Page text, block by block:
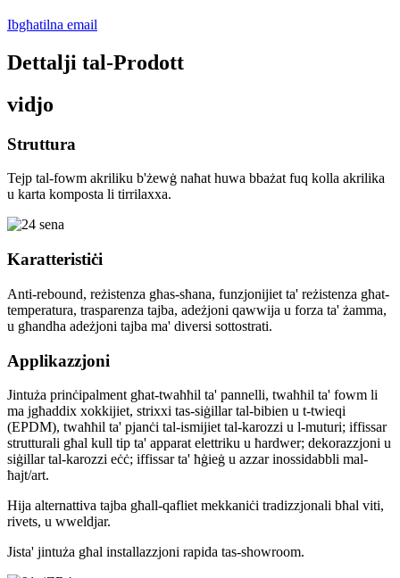
Ibgħatilna email
Dettalji tal-Prodott
vidjo
Struttura
Tejp tal-fowm akriliku b'żewġ naħat huwa bbażat fuq kolla akrilika
u karta komposta li tirrilaxxa.
Karatteristiċi
Anti-rebound, reżistenza għas-sħana, funzjonijiet ta' reżistenza għat-
temperatura, trasparenza tajba, adeżjoni qawwija u forza ta' żamma,
u għandha adeżjoni tajba ma' diversi sottostrati.
Applikazzjoni
Jintuża prinċipalment għat-twaħħil ta' pannelli, twaħħil ta' fowm li
ma jgħaddix xokkijiet, strixxi tas-siġillar tal-bibien u t-twieqi
(EPDM), twaħħil ta' pjanċi tal-ismijiet tal-karozzi u l-muturi; iffissar
strutturali għal kull tip ta' apparat elettriku u ħardwer; dekorazzjoni u
siġillar tal-karozzi eċċ; iffissar ta' ħġieġ u azzar inossidabbli mal-
ħajt/art.
Hija alternattiva tajba għall-qafliet mekkaniċi tradizzjonali bħal viti,
rivets, u wweldjar.
Jista' jintuża għal installazzjoni rapida tas-showroom.